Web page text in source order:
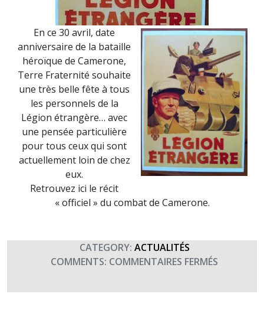
En ce 30 avril, date
anniversaire de la bataille
héroïque de Camerone,
Terre Fraternité souhaite
une très belle fête à tous
les personnels de la
Légion étrangère… avec
une pensée particulière
pour tous ceux qui sont
actuellement loin de chez
eux.
Retrouvez ici le récit
« officiel » du combat de Camerone.
CATEGORY: ACTUALITÉS
COMMENTS: COMMENTAIRES FERMÉS
FÊTE